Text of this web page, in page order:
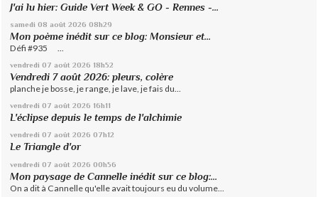
J'ai lu hier: Guide Vert Week & GO - Rennes -...
samedi 08 août 2026 08h29
Mon poème inédit sur ce blog: Monsieur et...
Défi #935 ...
vendredi 07 août 2026 18h52
Vendredi 7 août 2026: pleurs, colère
planche je bosse, je range, je lave, je fais du...
vendredi 07 août 2026 16h11
L'éclipse depuis le temps de l'alchimie
vendredi 07 août 2026 07h12
Le Triangle d'or
vendredi 07 août 2026 00h56
Mon paysage de Cannelle inédit sur ce blog:...
On a dit à Cannelle qu'elle avait toujours eu du volume...